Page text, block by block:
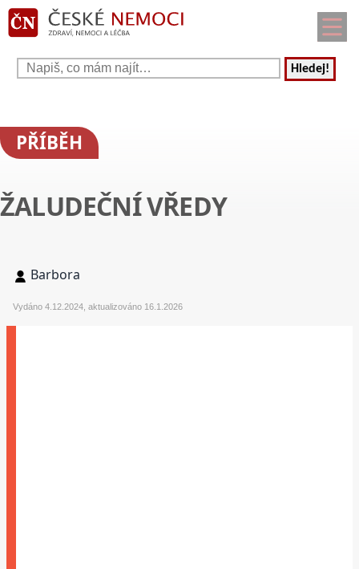
Hledej!
PŘÍBĚH
ŽALUDEČNÍ VŘEDY
Barbora
Vydáno 4.12.2024, aktualizováno 16.1.2026